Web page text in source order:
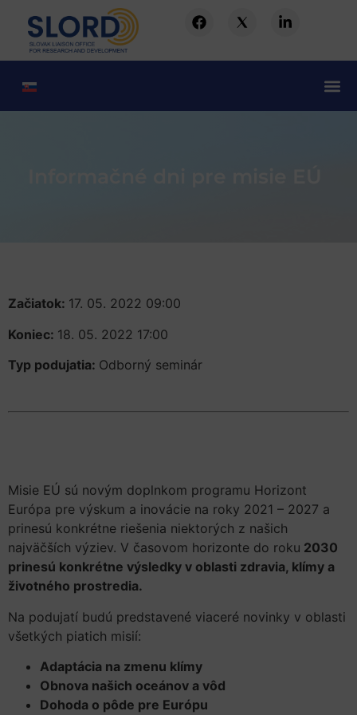
Začiatok: 17. 05. 2022 09:00
Koniec: 18. 05. 2022 17:00
Typ podujatia: Odborný seminár
Misie EÚ sú novým doplnkom programu Horizont
Európa pre výskum a inovácie na roky 2021 – 2027 a
prinesú konkrétne riešenia niektorých z našich
najväčších výziev. V časovom horizonte do roku 2030
prinesú konkrétne výsledky v oblasti zdravia, klímy a
životného prostredia.
Na podujatí budú predstavené viaceré novinky v oblasti
všetkých piatich misií:
Adaptácia na zmenu klímy
Obnova našich oceánov a vôd
Dohoda o pôde pre Európu